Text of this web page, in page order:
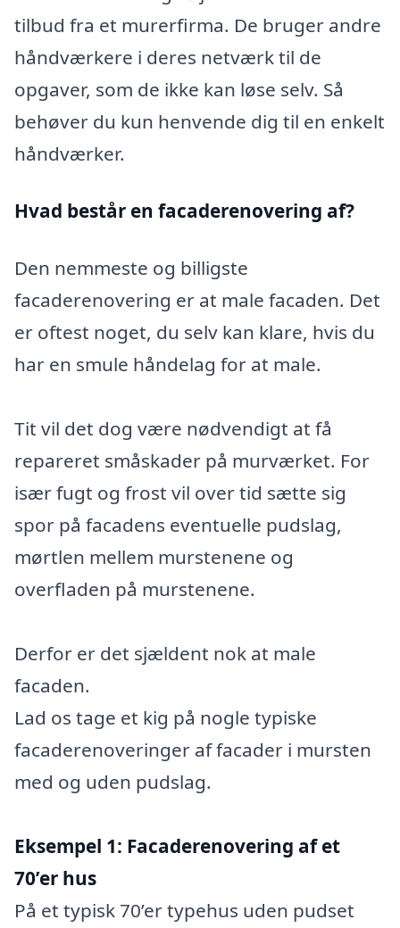
tilbud fra et murerfirma. De bruger andre
håndværkere i deres netværk til de
opgaver, som de ikke kan løse selv. Så
behøver du kun henvende dig til en enkelt
håndværker.
Hvad består en facaderenovering af?
Den nemmeste og billigste
facaderenovering er at male facaden. Det
er oftest noget, du selv kan klare, hvis du
har en smule håndelag for at male.
Tit vil det dog være nødvendigt at få
repareret småskader på murværket. For
især fugt og frost vil over tid sætte sig
spor på facadens eventuelle pudslag,
mørtlen mellem murstenene og
overfladen på murstenene.
Derfor er det sjældent nok at male
facaden.
Lad os tage et kig på nogle typiske
facaderenoveringer af facader i mursten
med og uden pudslag.
Eksempel 1: Facaderenovering af et
70’er hus
På et typisk 70’er typehus uden pudset